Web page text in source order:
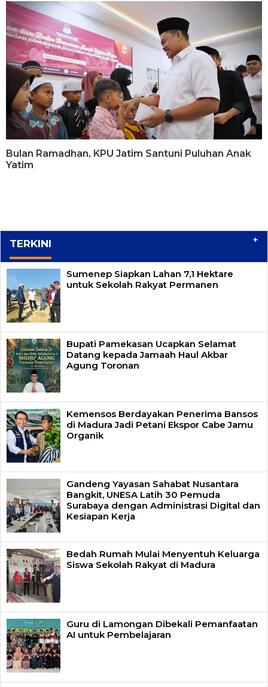
Bulan Ramadhan, KPU Jatim Santuni Puluhan Anak
Yatim
TERKINI +
Sumenep Siapkan Lahan 7,1 Hektare
untuk Sekolah Rakyat Permanen
Bupati Pamekasan Ucapkan Selamat
Datang kepada Jamaah Haul Akbar
Agung Toronan
Kemensos Berdayakan Penerima Bansos
di Madura Jadi Petani Ekspor Cabe Jamu
Organik
Gandeng Yayasan Sahabat Nusantara
Bangkit, UNESA Latih 30 Pemuda
Surabaya dengan Administrasi Digital dan
Kesiapan Kerja
Bedah Rumah Mulai Menyentuh Keluarga
Siswa Sekolah Rakyat di Madura
Guru di Lamongan Dibekali Pemanfaatan
AI untuk Pembelajaran